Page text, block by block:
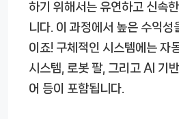
하기 위해서는 유연하고 신속
니다. 이 과정에서 높은 수익성
이죠! 구체적인 시스템에는 자
시스템, 로봇 팔, 그리고 AI 기
어 등이 포함됩니다.